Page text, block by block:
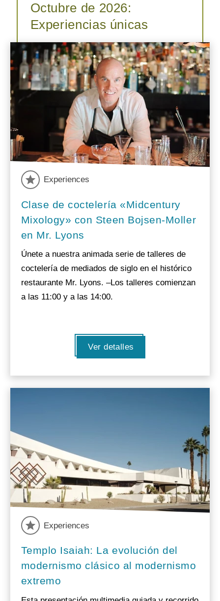
Octubre de 2026:
Experiencias únicas
Experiences
Clase de coctelería «Midcentury
Mixology» con Steen Bojsen-Moller
en Mr. Lyons
Únete a nuestra animada serie de talleres de
coctelería de mediados de siglo en el histórico
restaurante Mr. Lyons. –Los talleres comienzan
a las 11:00 y a las 14:00.
Ver detalles
Experiences
Templo Isaiah: La evolución del
modernismo clásico al modernismo
extremo